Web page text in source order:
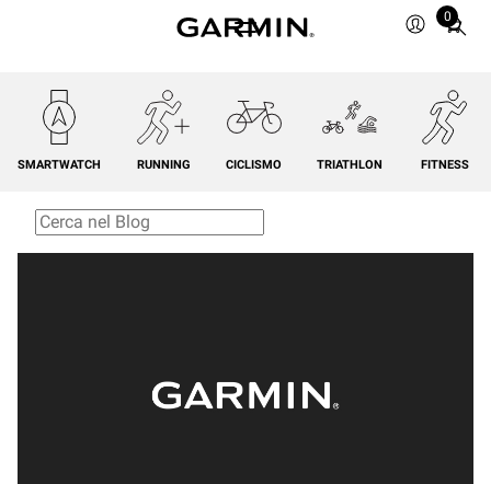
0
Total
cart:
0
SMARTWATCH RUNNING CICLISMO TRIATHLON FITNESS